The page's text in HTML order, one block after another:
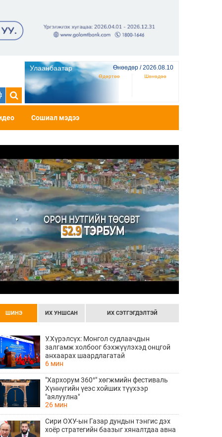
Улаанбаатар Өнөөдөр / 2026.08.10
Өдөртөө Шөнөдөө
Сошиал мэдээ
ШИНЭ ИХ УНШСАН ИХ СЭТГЭГДЭЛТЭЙ
У.Хүрэлсүх: Монгол судлаачдын
залгамж холбоог бэхжүүлэхэд онцгой
анхаарах шаардлагатай
6 мин
"Хархорум 360°" хөгжмийн фестиваль
Хүннүгийн үеэс хойших түүхээр
"аялуулна"
26 мин
Сири ОХУ-ын Газар дундын тэнгис дэх
хоёр стратегийн баазыг хяналтдаа авна